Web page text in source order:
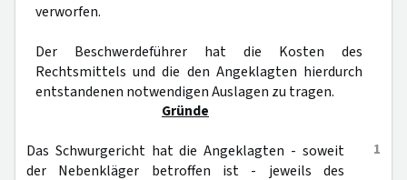
verworfen.
Der Beschwerdeführer hat die Kosten des
Rechtsmittels und die den Angeklagten hierdurch
entstandenen notwendigen Auslagen zu tragen.
Gründe
1
Das Schwurgericht hat die Angeklagten - soweit
der Nebenkläger betroffen ist - jeweils des